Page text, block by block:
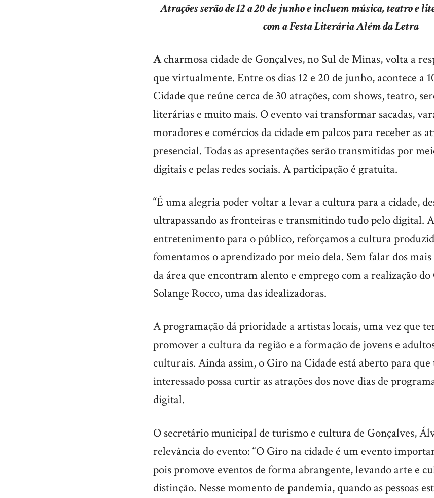
Atrações serão de 12 a 20 de junho e incluem música, teatro e
com a Festa Literária Além da Letra
Acharmosa cidade de Gonçalves, no Sul de Minas, volta a
que virtualmente. Entre os dias 12 e 20 de junho, acontece a
Cidade que reúne cerca de 30 atrações, com shows, teatro,
literárias e muito mais. O evento vai transformar sacadas,
moradores e comércios da cidade em palcos para receber as
presencial. Todas as apresentações serão transmitidas por
digitais e pelas redes sociais. A participação é gratuita.
“É uma alegria poder voltar a levar a cultura para a cidade,
ultrapassando as fronteiras e transmitindo tudo pelo digital.
entretenimento para o público, reforçamos a cultura
fomentamos o aprendizado por meio dela. Sem falar dos
da área que encontram alento e emprego com a realização
Solange Rocco, uma das idealizadoras.
A programação dá prioridade a artistas locais, uma vez que
promover a cultura da região e a formação de jovens e
culturais. Ainda assim, o Giro na Cidade está aberto para
interessado possa curtir as atrações dos nove dias de
digital.
O secretário municipal de turismo e cultura de Gonçalves,
relevância do evento: “O Giro na cidade é um evento
pois promove eventos de forma abrangente, levando arte e
distinção. Nesse momento de pandemia, quando as pessoas